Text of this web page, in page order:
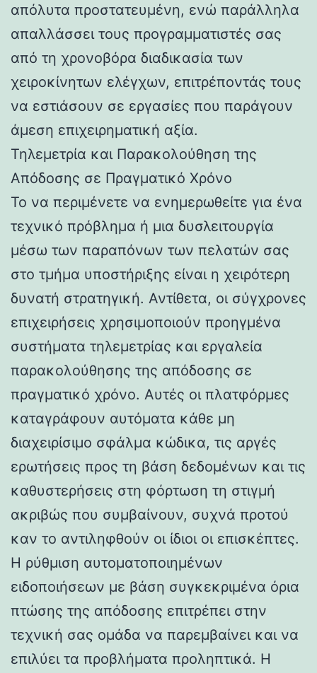
απόλυτα προστατευμένη, ενώ παράλληλα
απαλλάσσει τους προγραμματιστές σας
από τη χρονοβόρα διαδικασία των
χειροκίνητων ελέγχων, επιτρέποντάς τους
να εστιάσουν σε εργασίες που παράγουν
άμεση επιχειρηματική αξία.
Τηλεμετρία και Παρακολούθηση της
Απόδοσης σε Πραγματικό Χρόνο
Το να περιμένετε να ενημερωθείτε για ένα
τεχνικό πρόβλημα ή μια δυσλειτουργία
μέσω των παραπόνων των πελατών σας
στο τμήμα υποστήριξης είναι η χειρότερη
δυνατή στρατηγική. Αντίθετα, οι σύγχρονες
επιχειρήσεις χρησιμοποιούν προηγμένα
συστήματα τηλεμετρίας και εργαλεία
παρακολούθησης της απόδοσης σε
πραγματικό χρόνο. Αυτές οι πλατφόρμες
καταγράφουν αυτόματα κάθε μη
διαχειρίσιμο σφάλμα κώδικα, τις αργές
ερωτήσεις προς τη βάση δεδομένων και τις
καθυστερήσεις στη φόρτωση τη στιγμή
ακριβώς που συμβαίνουν, συχνά προτού
καν το αντιληφθούν οι ίδιοι οι επισκέπτες.
Η ρύθμιση αυτοματοποιημένων
ειδοποιήσεων με βάση συγκεκριμένα όρια
πτώσης της απόδοσης επιτρέπει στην
τεχνική σας ομάδα να παρεμβαίνει και να
επιλύει τα προβλήματα προληπτικά. Η